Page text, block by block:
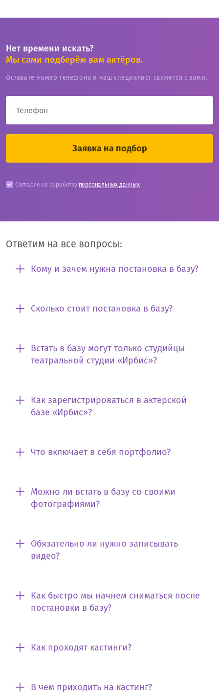
Нет времени искать?
Мы сами подберём вам актёров.
Оставьте номер телефона и наш специалист свяжется с вами.
Согласие на обработку персональных данных
Ответим на все вопросы:
Кому и зачем нужна постановка в базу?
Сколько стоит постановка в базу?
Встать в базу могут только студийцы
театральной студии «Ирбис»?
Как зарегистрироваться в актерской
базе «Ирбис»?
Что включает в себя портфолио?
Можно ли встать в базу со своими
фотографиями?
Обязательно ли нужно записывать
видео?
Как быстро мы начнем сниматься после
постановки в базу?
Как проходят кастинги?
В чем приходить на кастинг?